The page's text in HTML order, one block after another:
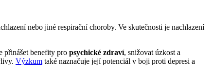
nebo jiné respirační choroby. Ve skutečnosti je nachlazení
přinášet benefity pro psychické zdraví, snižovat úzkost a
Výzkum také naznačuje její potenciál v boji proti depresi a